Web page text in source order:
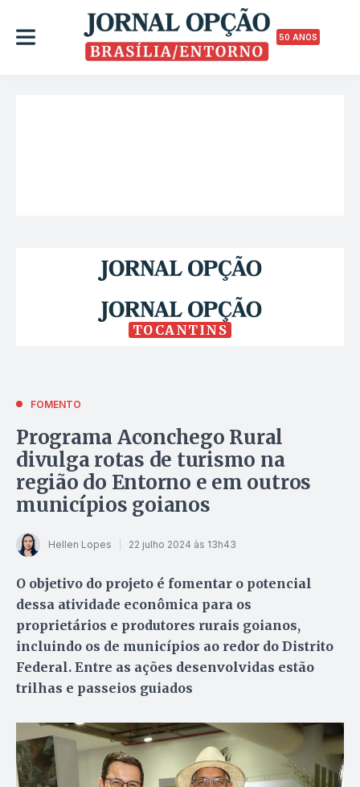
50 ANOS
TOCANTINS
FOMENTO
Programa Aconchego Rural
divulga rotas de turismo na
região do Entorno e em outros
municípios goianos
Hellen Lopes 22 julho 2024 às 13h43
O objetivo do projeto é fomentar o potencial
dessa atividade econômica para os
proprietários e produtores rurais goianos,
incluindo os de municípios ao redor do Distrito
Federal. Entre as ações desenvolvidas estão
trilhas e passeios guiados